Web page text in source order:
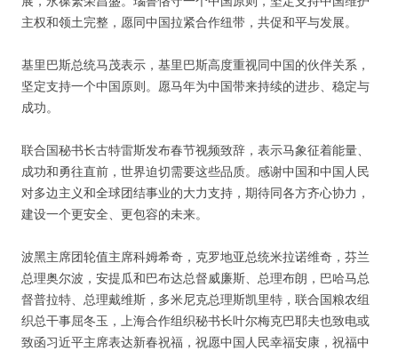
主权和领土完整，愿同中国拉紧合作纽带，共促和平与发展。
基里巴斯总统马茂表示，基里巴斯高度重视同中国的伙伴关系，
坚定支持一个中国原则。愿马年为中国带来持续的进步、稳定与
成功。
联合国秘书长古特雷斯发布春节视频致辞，表示马象征着能量、
成功和勇往直前，世界迫切需要这些品质。感谢中国和中国人民
对多边主义和全球团结事业的大力支持，期待同各方齐心协力，
建设一个更安全、更包容的未来。
波黑主席团轮值主席科姆希奇，克罗地亚总统米拉诺维奇，芬兰
总理奥尔波，安提瓜和巴布达总督威廉斯、总理布朗，巴哈马总
督普拉特、总理戴维斯，多米尼克总理斯凯里特，联合国粮农组
织总干事屈冬玉，上海合作组织秘书长叶尔梅克巴耶夫也致电或
致函习近平主席表达新春祝福，祝愿中国人民幸福安康，祝福中